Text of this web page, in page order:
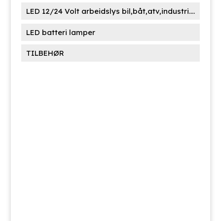
LED 12/24 Volt arbeidslys bil,båt,atv,industri....
LED batteri lamper
TILBEHØR